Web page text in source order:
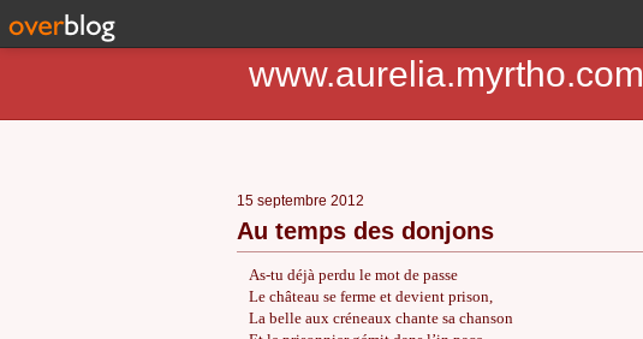
www.aurelia.myrtho.com
15 septembre 2012
Au temps des donjons
As-tu déjà perdu le mot de passe
Le château se ferme et devient prison,
La belle aux créneaux chante sa chanson